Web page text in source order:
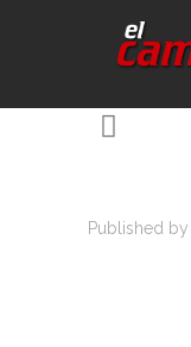
Published by